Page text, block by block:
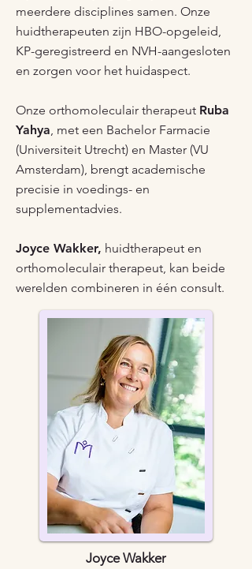
meerdere disciplines samen. Onze
huidtherapeuten zijn HBO-opgeleid,
KP-geregistreerd en NVH-aangesloten
en zorgen voor het huidaspect.
Onze orthomoleculair therapeut Ruba
Yahya, met een Bachelor Farmacie
(Universiteit Utrecht) en Master (VU
Amsterdam), brengt academische
precisie in voedings- en
supplementadvies.
Joyce Wakker, huidtherapeut en
orthomoleculair therapeut, kan beide
werelden combineren in één consult.
Joyce Wakker